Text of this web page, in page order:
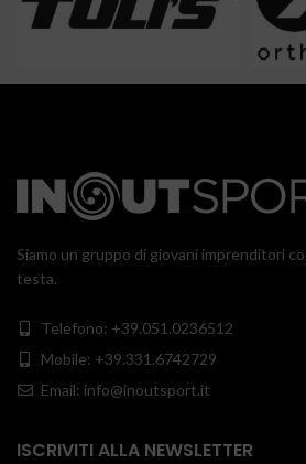
Siamo un gruppo di giovani imprenditori
testa.
Telefono: +39.051.0236512
Mobile: +39.331.6742729
Email: info@inoutsport.it
ISCRIVITI ALLA NEWSLETTER